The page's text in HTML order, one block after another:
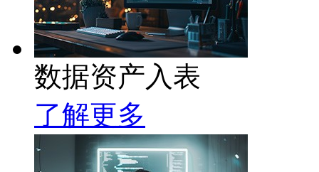
数据资产入表
了解更多